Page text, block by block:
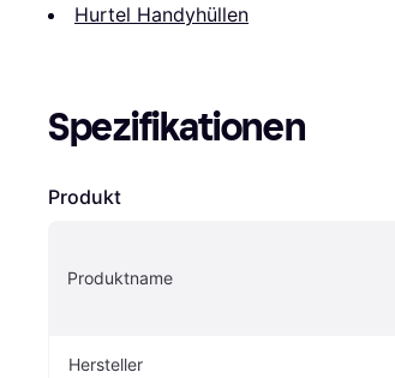
Hurtel Handyhüllen
Spezifikationen
Produkt
Produktname
Hersteller